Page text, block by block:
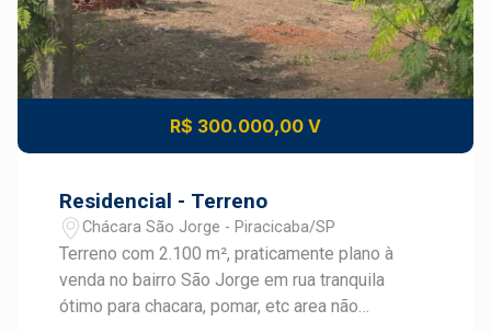
R$ 300.000,00 V
Residencial - Terreno
Chácara São Jorge - Piracicaba/SP
Terreno com 2.100 m², praticamente plano à
venda no bairro São Jorge em rua tranquila
ótimo para chacara, pomar, etc area não